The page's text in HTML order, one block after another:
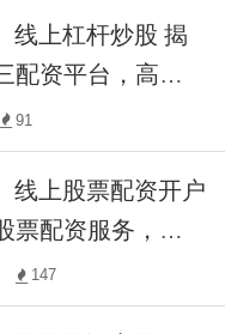
线上杠杆炒股 揭
配资平台，高效
投资赢在起跑
91
线上股票配资开户
票配资服务，专
者实现财富增长
147